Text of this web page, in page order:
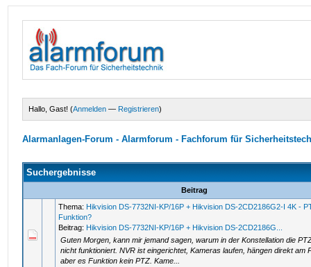
Hallo, Gast! (Anmelden — Registrieren)
Alarmanlagen-Forum - Alarmforum - Fachforum für
Suchergebnisse
Beitrag
Thema: Hikvision DS-7732NI-KP/16P + Hikvision DS-2CD2186G2-I 4K -
Funktion?
Beitrag: Hikvision DS-7732NI-KP/16P + Hikvision DS-2CD2186G...
Guten Morgen, kann mir jemand sagen, warum in der Konstellation die
nicht funktioniert. NVR ist eingerichtet, Kameras laufen, hängen direkt am
aber es Funktion kein PTZ. Kame...